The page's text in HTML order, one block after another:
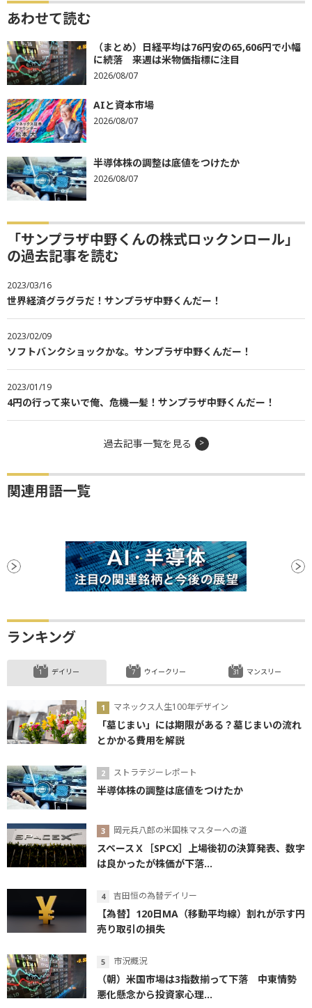
あわせて読む
（まとめ）日経平均は76円安の65,606円で小幅
に続落 来週は米物価指標に注目
2026/08/07
AIと資本市場
2026/08/07
半導体株の調整は底値をつけたか
2026/08/07
「サンプラザ中野くんの株式ロックンロール」
の過去記事を読む
2023/03/16
世界経済グラグラだ！サンプラザ中野くんだー！
2023/02/09
ソフトバンクショックかな。サンプラザ中野くんだー！
2023/01/19
4円の行って来いで俺、危機一髪！サンプラザ中野くんだー！
過去記事一覧を見る
関連用語一覧
ランキング
デイリー
マネックス人生100年デザイン
「墓じまい」には期限がある？墓じまいの流れ
とかかる費用を解説
ストラテジーレポート
半導体株の調整は底値をつけたか
岡元兵八郎の米国株マスターへの道
スペースＸ［SPCX］上場後初の決算発表、数字
は良かったが株価が下落...
吉田恒の為替デイリー
【為替】120日MA（移動平均線）割れが示す円
売り取引の損失
市況概況
（朝）米国市場は3指数揃って下落 中東情勢
悪化懸念から投資家心理...
ウイークリー マンスリー